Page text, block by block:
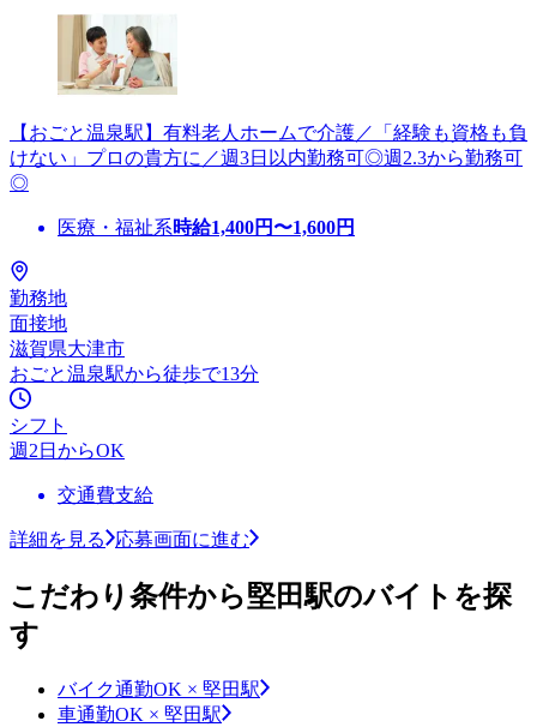
【おごと温泉駅】有料老人ホームで介護／「経験も資格も負
けない」プロの貴方に／週3日以内勤務可◎週2.3から勤務可
◎
医療・福祉系時給1,400円〜1,600円
勤務地
面接地
滋賀県大津市
おごと温泉駅から徒歩で13分
シフト
週2日からOK
交通費支給
詳細を見る 応募画面に進む
こだわり条件から堅田駅のバイトを探
す
バイク通勤OK × 堅田駅
車通勤OK × 堅田駅